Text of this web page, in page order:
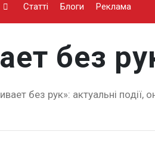
Статті Блоги Реклама
без
без рук»: актуальні події,